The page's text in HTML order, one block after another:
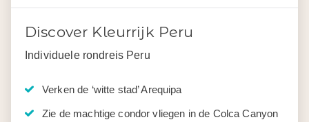
Discover Kleurrijk Peru
Individuele rondreis Peru
Verken de ‘witte stad’ Arequipa
Zie de machtige condor vliegen in de Colca Canyon